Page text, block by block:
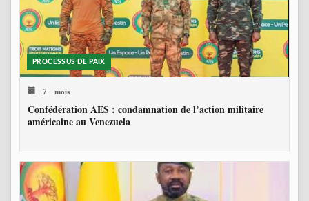
PROCESSUS DE PAIX
7 mois
Confédération AES : condamnation de l’action militaire
américaine au Venezuela